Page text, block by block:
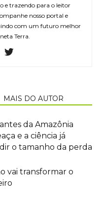
e trazendo para o leitor
nosso portal e
com um futuro melhor
Terra.
MAIS DO AUTOR
da Amazônia
e a ciência já
o tamanho da perda
vai transformar o